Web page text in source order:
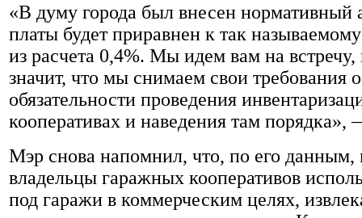
«В думу города был внесен нормативный
платы будет приравнен к так
из расчета 0,4%. Мы идем вам на встречу,
значит, что мы снимаем свои требования
обязательности проведения
кооперативах и наведения там порядка»,
Мэр снова напомнил, что, по его данным,
владельцы гаражных кооперативов
под гаражи в коммерческим целях,